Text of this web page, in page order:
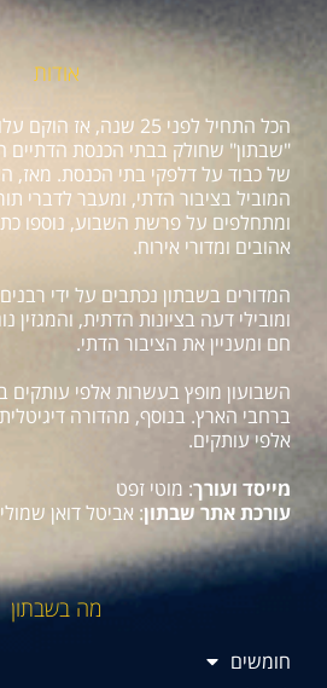
אודות
הכל התחיל לפני 25 שנה,
"שבתון" שחולק בבתי הכנסת הדתיים
של כבוד על דלפקי בתי הכנסת. מאז,
המוביל בציבור הדתי, ומעבר לדברי
ומתחלפים על פרשת השבוע, נוספו
אהובים ומדורי אירוח.
המדורים בשבתון נכתבים על ידי
ומובילי דעה בציונות הדתית,
חם ומעניין את הציבור הדתי.
ברחבי הארץ. בנוסף, מהדורה
אלפי עותקים.
מייסד ועורך: מוטי זפט
עורכת אתר שבתון: אביטל דואן שמולי
מה בשבתון
חומשים